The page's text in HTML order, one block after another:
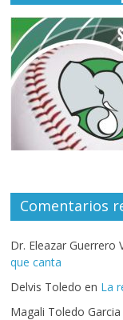
Comentarios
Dr. Eleazar Guerrero
que canta
Delvis Toledo en La
Magali Toledo Garcia